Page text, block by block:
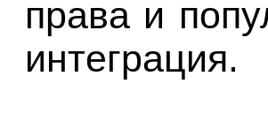
права и
интеграция.